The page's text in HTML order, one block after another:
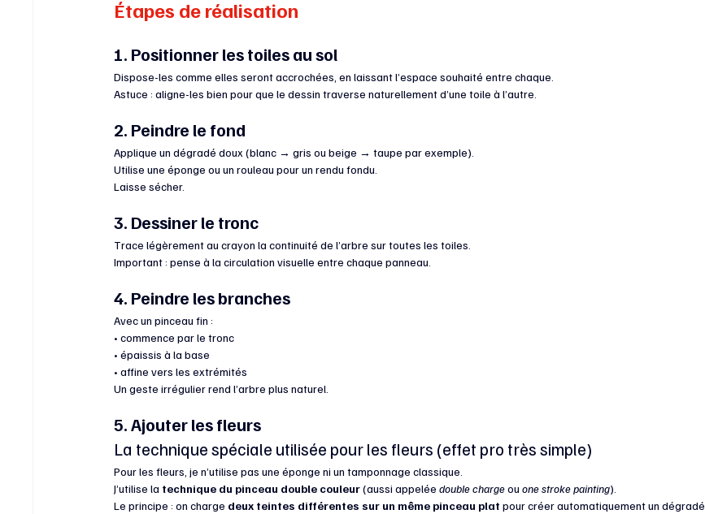
Étapes de réalisation
1. Positionner les toiles au sol
Dispose-les comme elles seront accrochées, en laissant l’espace souhaité entre chaque.
Astuce : aligne-les bien pour que le dessin traverse naturellement d’une toile à l’autre.
2. Peindre le fond
Applique un dégradé doux (blanc → gris ou beige → taupe par exemple).
Utilise une éponge ou un rouleau pour un rendu fondu.
Laisse sécher.
3. Dessiner le tronc
Trace légèrement au crayon la continuité de l’arbre sur toutes les toiles.
Important : pense à la circulation visuelle entre chaque panneau.
4. Peindre les branches
Avec un pinceau fin :
• commence par le tronc
• épaissis à la base
• affine vers les extrémités
Un geste irrégulier rend l’arbre plus naturel.
5. Ajouter les fleurs
La technique spéciale utilisée pour les fleurs (effet pro très simple)
Pour les fleurs, je n’utilise pas une éponge ni un tamponnage classique.
J’utilise la technique du pinceau double couleur (aussi appelée double charge ou one stroke painting).
Le principe : on charge deux teintes différentes sur un même pinceau plat pour créer automatiquement un dégradé